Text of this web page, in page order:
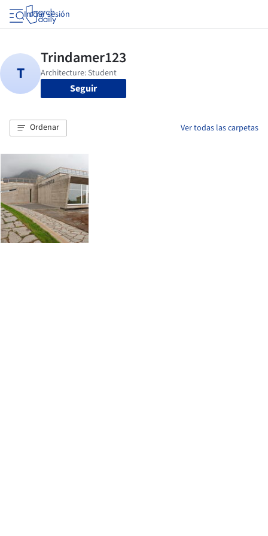
Iniciar sesión
Seguir
Ordenar Ver todas las carpetas